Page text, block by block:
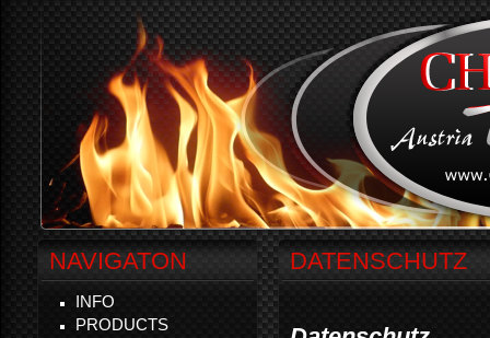
DATENSCHUTZ
NAVIGATON
INFO
PRODUCTS